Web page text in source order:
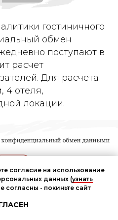
гостиничного
обмен
поступают в
расчет
Для расчета
4 отеля,
локации.
согласие на использование
данных (узнать
согласны - покиньте сайт